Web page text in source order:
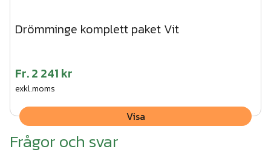
Drömminge komplett paket Vit
Fr.2 241 kr
exkl.moms
Visa
Frågor och svar